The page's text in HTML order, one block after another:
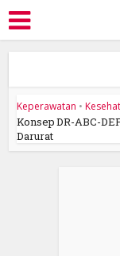
Keperawatan •
Konsep DR-ABC-
Darurat